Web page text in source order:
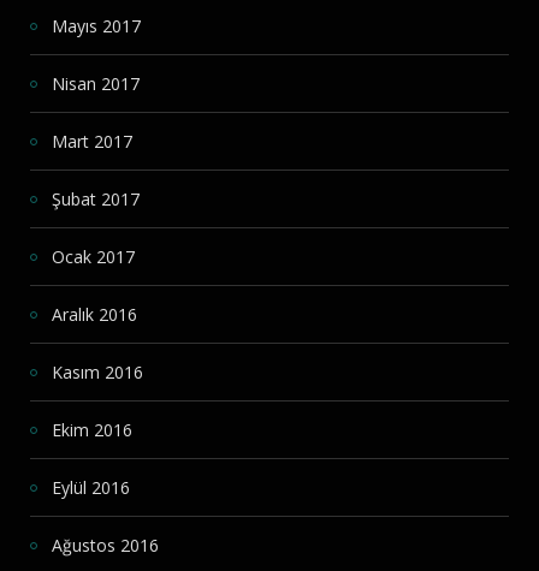
Mayıs 2017
Nisan 2017
Mart 2017
Şubat 2017
Ocak 2017
Aralık 2016
Kasım 2016
Ekim 2016
Eylül 2016
Ağustos 2016